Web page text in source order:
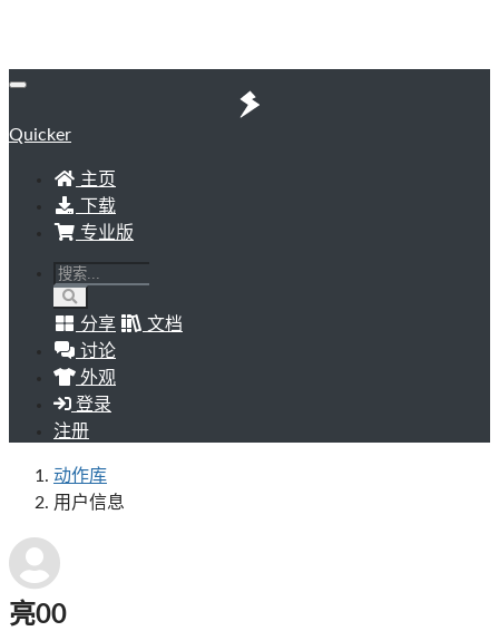
Quicker
主页
下载
专业版
分享
文档
讨论
外观
登录
注册
动作库
用户信息
亮00